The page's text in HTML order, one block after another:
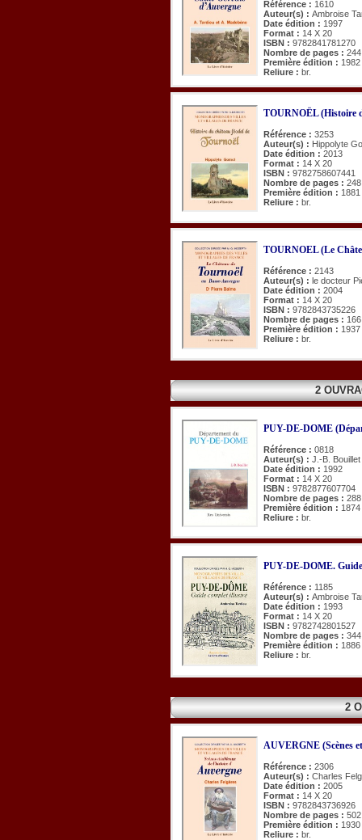
Référence : 1610
Auteur(s) : Ambroise
Date édition : 1997
Format : 14 X 20
ISBN : 9782841781270
Nombre de pages : 244
Première édition : 1982
Reliure : br.
TOURNOËL (Histoire
Référence : 3253
Auteur(s) : Hippolyte
Date édition : 2013
Format : 14 X 20
ISBN : 9782758607441
Nombre de pages : 248
Première édition : 1881
Reliure : br.
TOURNOEL (Le
Référence : 2143
Auteur(s) : le docteur
Date édition : 2004
Format : 14 X 20
ISBN : 9782843735226
Nombre de pages : 166
Première édition : 1937
Reliure : br.
2
PUY-DE-DOME
Référence : 0818
Auteur(s) : J.-B. Bouillet
Date édition : 1992
Format : 14 X 20
ISBN : 9782877607704
Nombre de pages : 288
Première édition : 1874
Reliure : br.
PUY-DE-DOME.
Référence : 1185
Auteur(s) : Ambroise
Date édition : 1993
Format : 14 X 20
ISBN : 9782742801527
Nombre de pages : 344
Première édition : 1886
Reliure : br.
2
AUVERGNE (Scènes
Référence : 2306
Auteur(s) : Charles
Date édition : 2005
Format : 14 X 20
ISBN : 9782843736926
Nombre de pages : 502
Première édition : 1930
Reliure : br.